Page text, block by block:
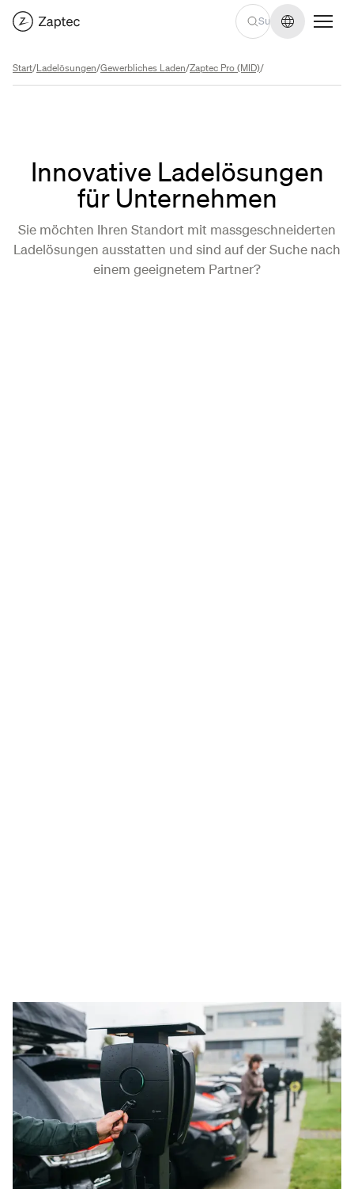
Sprache
Start/Ladelösungen/Gewerbliches Laden/Zaptec Pro (MID)/
Innovative Ladelösungen
für Unternehmen
Sie möchten Ihren Standort mit massgeschneiderten
Ladelösungen ausstatten und sind auf der Suche nach
einem geeignetem Partner?